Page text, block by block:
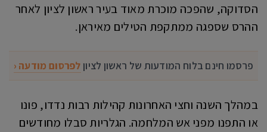
הסדוקה, שהפכה מוכרת מאוד בעיר ראשון לציון לאחר
ההרס שספגה ממתקפת הטילים מאיראן.
פרסמו חינם בלוח המודעות של ראשון לציון לפרסום מודעה ‹
במהלך השנה וחצי האחרונות קהילות רבות נדדו, פונו
או התפנו מפני אש המלחמה. הגלריות סבלו מחודשים